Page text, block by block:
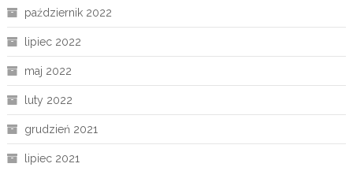
październik 2022
lipiec 2022
maj 2022
luty 2022
grudzień 2021
lipiec 2021